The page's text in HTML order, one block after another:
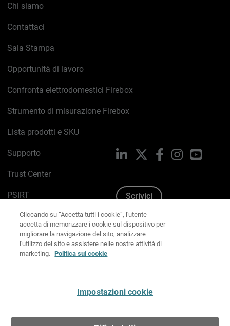
Chi siamo
Contattaci
Sala Stampa
Opportunità di lavoro
Confronta elettrodomestici Firebox
Strumento di misurazione Firebox
Lista prodotti e SKU
Supporto
Trust Center
PSIRT
Politica sui cookie
Informativa sulla privacy
Kit Media & Brand
LinkedIn FacebookInstagram
Scrivici
Cliccando su “Accetta tutti i cookie”, l'utente
accetta di memorizzare i cookie sul dispositivo per
migliorare la navigazione del sito, analizzare
l'utilizzo del sito e assistere nelle nostre attività di
marketing. Politica sui cookie
Impostazioni cookie